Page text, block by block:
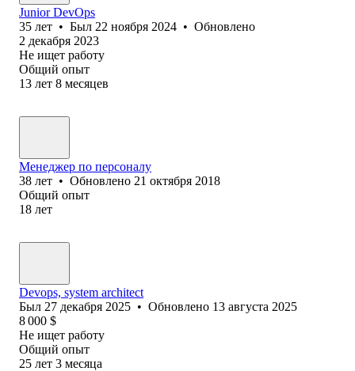
Junior DevOps
35 лет • Был 22 ноября 2024 • Обновлено
2 декабря 2023
Не ищет работу
Общий опыт
13 лет 8 месяцев
Менеджер по персоналу
38 лет • Обновлено 21 октября 2018
Общий опыт
18 лет
Devops, system architect
Был 27 декабря 2025 • Обновлено 13 августа 2025
8 000 $
Не ищет работу
Общий опыт
25 лет 3 месяца